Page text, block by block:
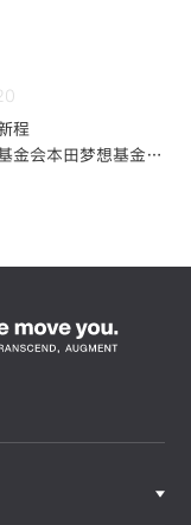
程
金会本田梦想基金第